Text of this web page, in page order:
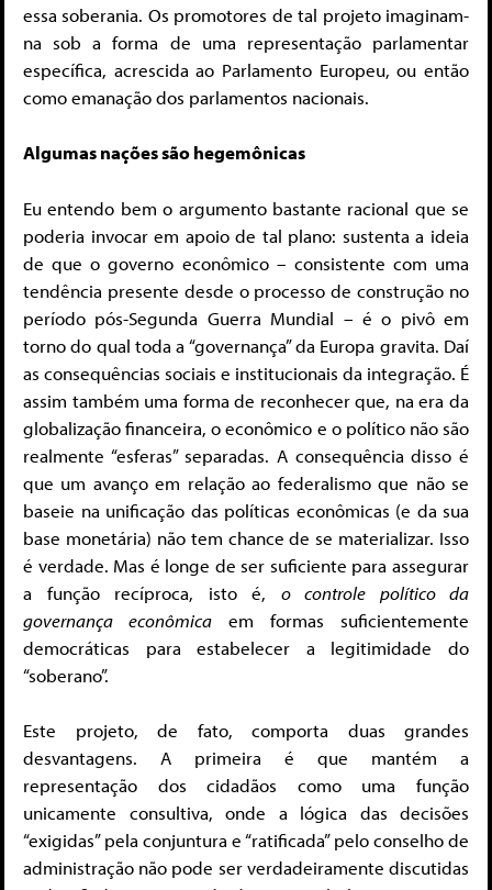
essa soberania. Os promotores de tal projeto imaginam-
na sob a forma de uma representação parlamentar
específica, acrescida ao Parlamento Europeu, ou então
como emanação dos parlamentos nacionais.
Algumas nações são hegemônicas
Eu entendo bem o argumento bastante racional que se
poderia invocar em apoio de tal plano: sustenta a ideia
de que o governo econômico – consistente com uma
tendência presente desde o processo de construção no
período pós-Segunda Guerra Mundial – é o pivô em
torno do qual toda a “governança” da Europa gravita. Daí
as consequências sociais e institucionais da integração. É
assim também uma forma de reconhecer que, na era da
globalização financeira, o econômico e o político não são
realmente “esferas” separadas. A consequência disso é
que um avanço em relação ao federalismo que não se
baseie na unificação das políticas econômicas (e da sua
base monetária) não tem chance de se materializar. Isso
é verdade. Mas é longe de ser suficiente para assegurar
a função recíproca, isto é, o controle político da
governança econômica em formas suficientemente
democráticas para estabelecer a legitimidade do
“soberano”.
Este projeto, de fato, comporta duas grandes
desvantagens. A primeira é que mantém a
representação dos cidadãos como uma função
unicamente consultiva, onde a lógica das decisões
“exigidas” pela conjuntura e “ratificada” pelo conselho de
administração não pode ser verdadeiramente discutidas